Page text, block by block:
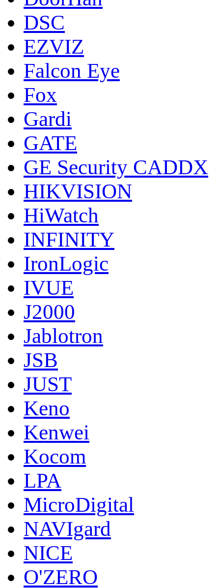
DSC
EZVIZ
Falcon Eye
Fox
Gardi
GATE
GE Security CADDX
HIKVISION
HiWatch
INFINITY
IronLogic
IVUE
J2000
Jablotron
JSB
JUST
Keno
Kenwei
Kocom
LPA
MicroDigital
NAVIgard
NICE
O'ZERO